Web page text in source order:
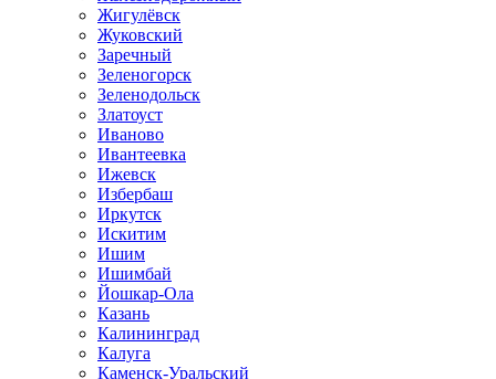
Жигулёвск
Жуковский
Заречный
Зеленогорск
Зеленодольск
Златоуст
Иваново
Ивантеевка
Ижевск
Избербаш
Иркутск
Искитим
Ишим
Ишимбай
Йошкар-Ола
Казань
Калининград
Калуга
Каменск-Уральский